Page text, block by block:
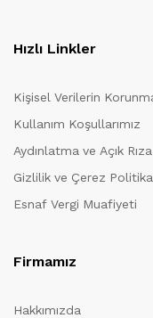
Hızlı Linkler
Kişisel Verilerin
Kullanım Koşullarımız
Aydınlatma ve Açık
Gizlilik ve Çerez
Esnaf Vergi Muafiyeti
Firmamız
Hakkımızda